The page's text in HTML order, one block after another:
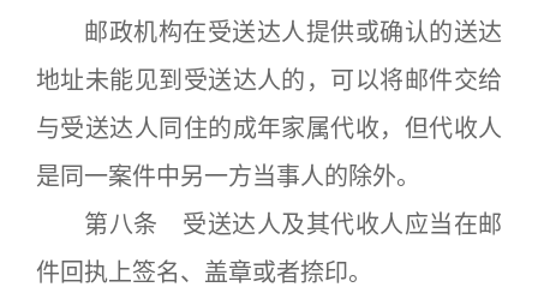
邮政机构在受送达人提供或确认的送达
地址未能见到受送达人的，可以将邮件交给
与受送达人同住的成年家属代收，但代收人
是同一案件中另一方当事人的除外。
第八条 受送达人及其代收人应当在邮
件回执上签名、盖章或者捺印。